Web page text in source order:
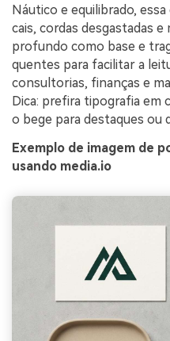
Náutico e equilibrado,
cais, cordas desgastadas
profundo como base e
quentes para facilitar a
consultorias, finanças e
Dica: prefira tipografia
o bege para destaques ou
Exemplo de imagem de
usando media.io